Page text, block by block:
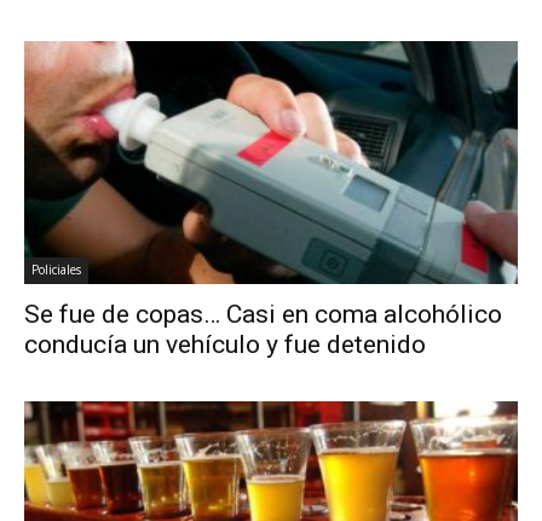
Policiales
Se fue de copas… Casi en coma alcohólico
conducía un vehículo y fue detenido